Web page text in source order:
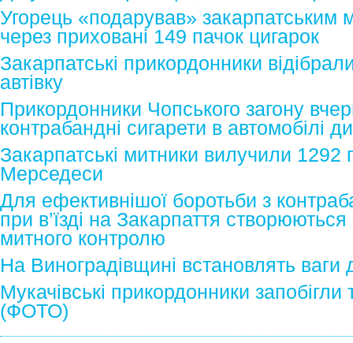
Угорець «подарував» закарпатським
через приховані 149 пачок цигарок
Закарпатські прикордонники
автівку
Прикордонники Чопського загону
контрабандні сигарети в автомобілі
Закарпатські митники вилучили 1292
Мерседеси
Для ефективнішої боротьби з
при в’їзді на Закарпаття
митного контролю
На Виноградівщині встановлять ваги
Мукачівські прикордонники
(ФОТО)